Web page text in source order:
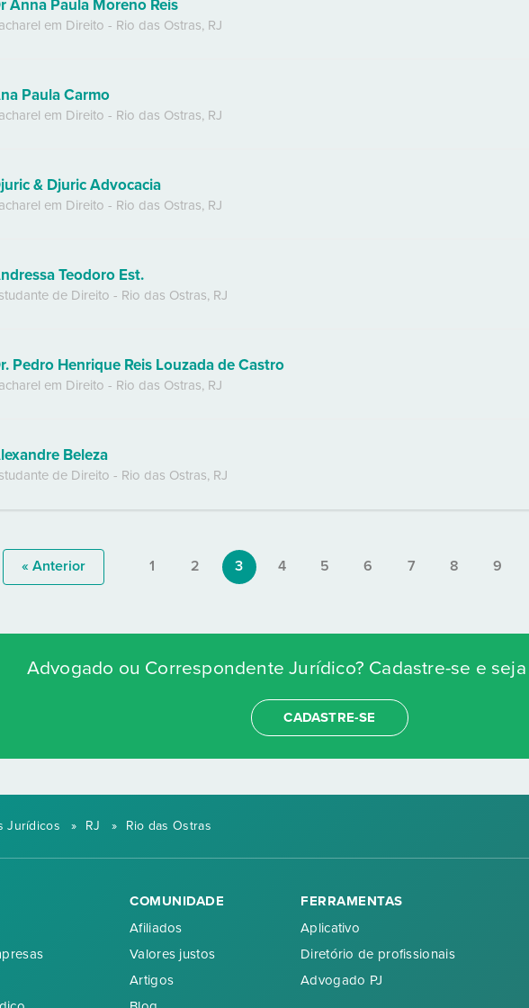
Anna Paula Moreno Reis
em Direito - Rio das Ostras, RJ
Paula Carmo
em Direito - Rio das Ostras, RJ
& Djuric Advocacia
em Direito - Rio das Ostras, RJ
Teodoro Est.
de Direito - Rio das Ostras, RJ
Pedro Henrique Reis Louzada de Castro
em Direito - Rio das Ostras, RJ
Beleza
de Direito - Rio das Ostras, RJ
« Anterior 1 2 3 4 5 6 7 8 9
Advogado ou Correspondente Jurídico? Cadastre-se e
CADASTRE-SE
Jurídicos » RJ » Rio das Ostras
COMUNIDADE
Afiliados
Valores justos
Artigos
FERRAMENTAS
Aplicativo
Diretório de profissionais
Advogado PJ